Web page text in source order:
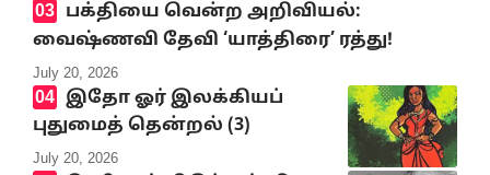
பக்தியை வென்ற அறிவியல்:
வைஷ்ணவி தேவி ‘யாத்திரை’ ரத்து!
July 20, 2026
இதோ ஓர் இலக்கியப்
புதுமைத் தென்றல் (3)
July 20, 2026